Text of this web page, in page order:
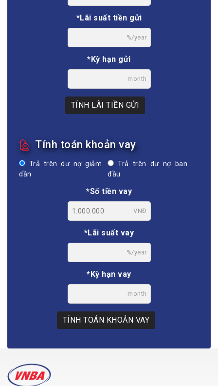
*Lãi suất tiền gửi
%/year
*Kỳ hạn gửi
month
TÍNH LÃI TIỀN GỬI
Tính toán khoản vay
Trả trên dư nợ giảm
dần
Trả trên dư nợ ban
đầu
*Số tiền vay
VNĐ
*Lãi suất vay
%/year
*Kỳ hạn vay
month
TÍNH TOÁN KHOẢN VAY